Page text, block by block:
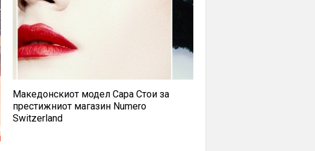
Македонскиот модел Сара Стои за
престижниот магазин Numero
Switzerland